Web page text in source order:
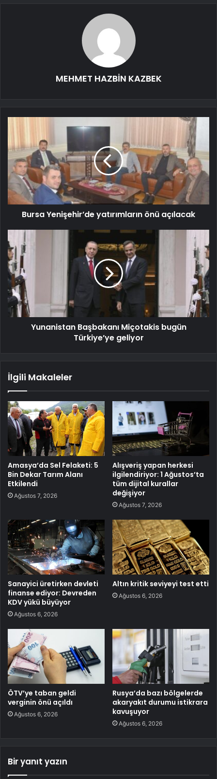
MEHMET HAZBİN KAZBEK
Bursa Yenişehir’de yatırımların önü açılacak
Yunanistan Başbakanı Miçotakis bugün
Türkiye’ye geliyor
İlgili Makaleler
Amasya’da Sel Felaketi: 5
Bin Dekar Tarım Alanı
Etkilendi
Ağustos 7, 2026
Alışveriş yapan herkesi
ilgilendiriyor: 1 Ağustos’ta
tüm dijital kurallar
değişiyor
Ağustos 7, 2026
Sanayici üretirken devleti
finanse ediyor: Devreden
KDV yükü büyüyor
Ağustos 6, 2026
Altın kritik seviyeyi test etti
Ağustos 6, 2026
ÖTV’ye taban geldi
verginin önü açıldı
Ağustos 6, 2026
Rusya’da bazı bölgelerde
akaryakıt durumu istikrara
kavuşuyor
Ağustos 6, 2026
Bir yanıt yazın